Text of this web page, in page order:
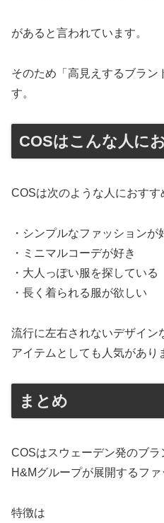
があると言われています。
そのため「高見えするブラン
す。
COSはこんな人に
COSは次のような人におすす
・シンプルなファッションが
・ミニマルコーデが好き
・大人っぽい服を探している
・長く着られる服が欲しい
流行に左右されないデザイン
アイテムとしても人気があり
まとめ
COSはスウェーデン発のブラ
H&Mグループが展開するファ
特徴は